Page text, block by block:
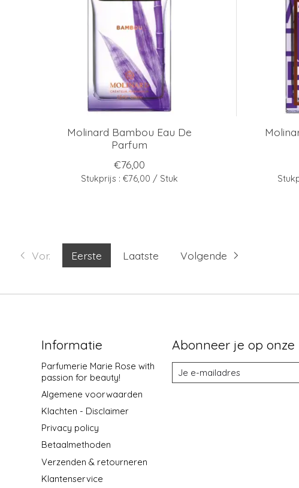
Molinard Bambou Eau De
Parfum
€76,00
Stukprijs : €76,00 / Stuk
Vor. Eerste Laatste Volgende
Informatie
Parfumerie Marie Rose with
passion for beauty!
Algemene voorwaarden
Klachten - Disclaimer
Privacy policy
Betaalmethoden
Verzenden & retourneren
Klantenservice
Abonneer je op